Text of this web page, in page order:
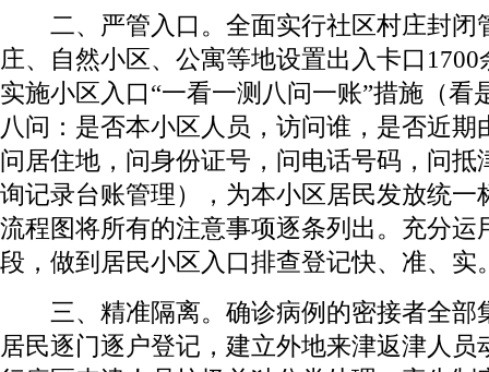
二、严管入口。全面实行社区村庄封闭
庄、自然小区、公寓等地设置出入卡口
实施小区入口“一看一测八问一账”措施（看
八问：是否本小区人员，访问谁，是否近期
问居住地，问身份证号，问电话号码，问抵
询记录台账管理），为本小区居民发放统一
流程图将所有的注意事项逐条列出。充分运
段，做到居民小区入口排查登记快、准、实
三、精准隔离。确诊病例的密接者全部
居民逐门逐户登记，建立外地来津返津人员